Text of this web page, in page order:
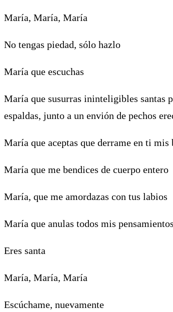
María, María, María
No tengas piedad, sólo hazlo
María que escuchas
María que susurras ininteligibles santas
espaldas, junto a un envión de pechos
María que aceptas que derrame en ti mis
María que me bendices de cuerpo entero
María, que me amordazas con tus labios
María que anulas todos mis pensamientos
Eres santa
María, María, María
Escúchame, nuevamente